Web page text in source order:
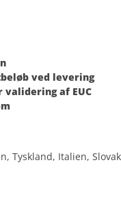
ved levering
validering af EUC
Tyskland, Italien,